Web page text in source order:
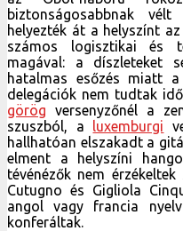
biztonságosabbnak
helyezték át a helyszínt
számos logisztikai és
magával: a díszleteket
hatalmas esőzés miatt
delegációk nem tudtak
görög versenyzőnél a
szuszból, a luxemburgi
hallhatóan elszakadt a
elment a helyszíni
tévénézők nem
Cutugno és Gigliola
angol vagy francia
konferáltak.